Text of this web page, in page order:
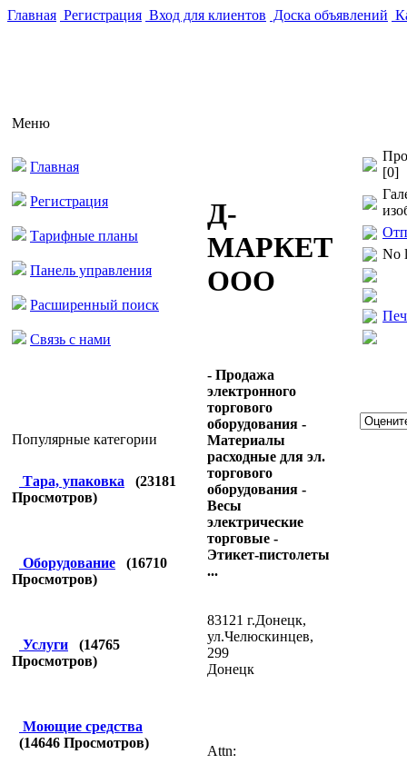
Главная Регистрация Вход для клиентов Доска объявлений
Меню
Главная
Регистрация
Тарифные планы
Панель управления
Расширенный поиск
Связь с нами
Популярные категории
Тара, упаковка (23181
Просмотров)
Оборудование (16710
Просмотров)
Услуги (14765
Просмотров)
Моющие средства
(14646 Просмотров)
Д-
МАРКЕТ
ООО
- Продажа
электронного
торгового
оборудования -
Материалы
расходные для эл.
торгового
оборудования -
Весы
электрические
торговые -
Этикет-пистолеты
...
83121 г.Донецк,
ул.Челюскинцев,
299
Донецк
Attn:
[0]
No